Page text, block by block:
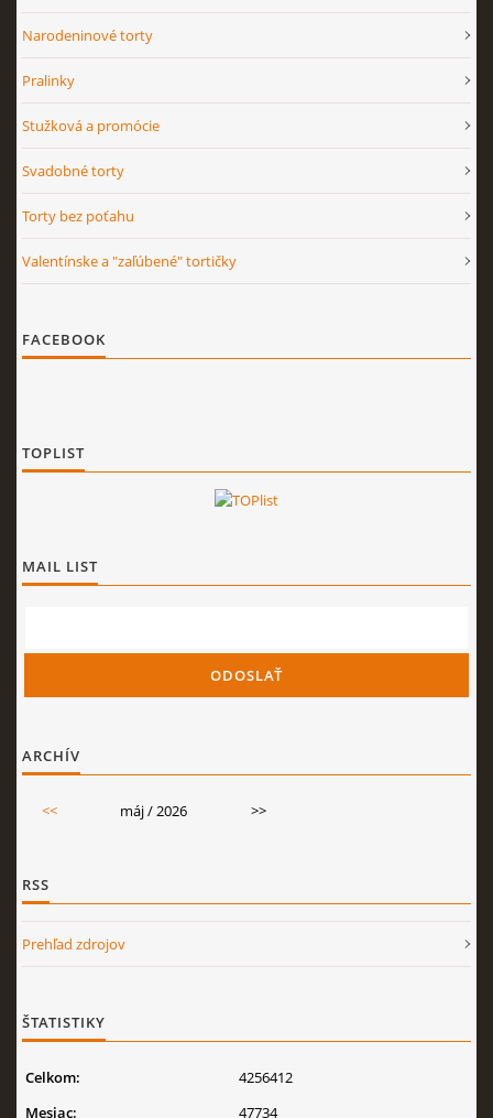
Narodeninové torty
Pralinky
Stužková a promócie
Svadobné torty
Torty bez poťahu
Valentínske a "zaľúbené" tortičky
FACEBOOK
TOPLIST
MAIL LIST
ARCHÍV
<< máj / 2026 >>
RSS
Prehľad zdrojov
ŠTATISTIKY
Celkom:
4256412
Mesiac:
47734